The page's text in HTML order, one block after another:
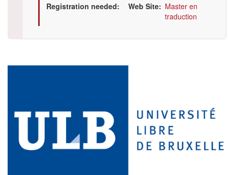
Registration needed
Web Site
Master en
traduction